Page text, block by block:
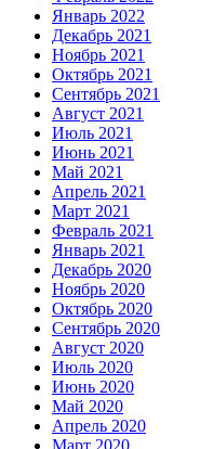
Январь 2022
Декабрь 2021
Ноябрь 2021
Октябрь 2021
Сентябрь 2021
Август 2021
Июль 2021
Июнь 2021
Май 2021
Апрель 2021
Март 2021
Февраль 2021
Январь 2021
Декабрь 2020
Ноябрь 2020
Октябрь 2020
Сентябрь 2020
Август 2020
Июль 2020
Июнь 2020
Май 2020
Апрель 2020
Март 2020